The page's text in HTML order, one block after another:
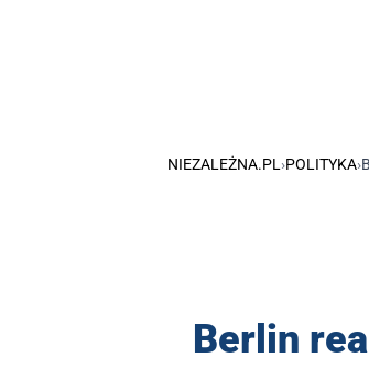
NIEZALEŻNA.PL ›POLITYKA›
Berlin